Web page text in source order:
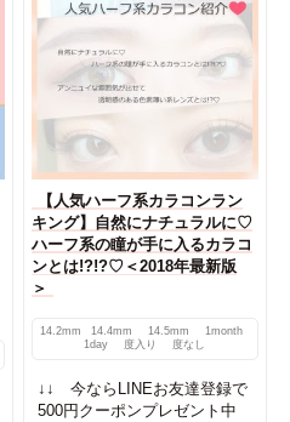
【人気ハーフ系カラコンラン
キング】自然にナチュラルに♡
ハーフ系の瞳が手に入るカラコ
ンとは!?!?♡＜2018年最新版
＞
14.2mm 14.4mm 14.5mm
1month
1day
度入り 度なし
↓↓ 今ならLINEお友達登録で
500円クーポンプレゼント中